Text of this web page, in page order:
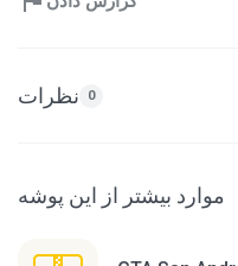
نظرات 0
موارد بیشتر از این پوشه